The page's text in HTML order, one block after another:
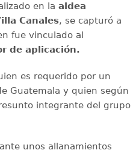
en la aldea
Canales, se capturó a
fue vinculado al
de aplicación.
es requerido por un
Guatemala y quien según
integrante del grupo
unos allanamientos